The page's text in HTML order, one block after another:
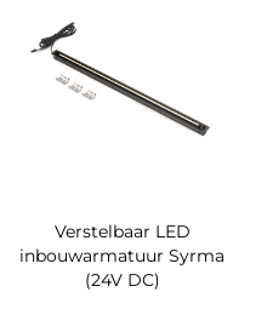
Verstelbaar LED
inbouwarmatuur Syrma
(24V DC)